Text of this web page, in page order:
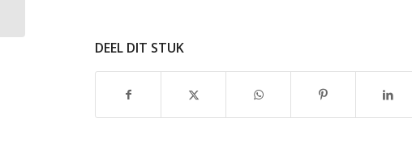
DEEL DIT STUK